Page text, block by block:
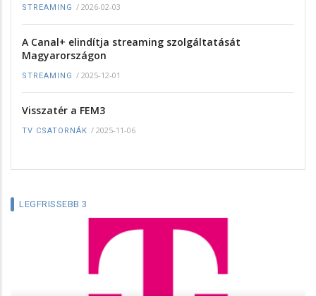
STREAMING / 2026-02-03
A Canal+ elindítja streaming szolgáltatását
Magyarországon
STREAMING / 2025-12-01
Visszatér a FEM3
TV CSATORNÁK / 2025-11-06
LEGFRISSEBB 3